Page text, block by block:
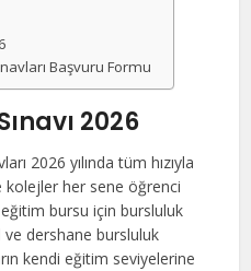
Başvuru Formu
2026
2026 yılında tüm hızıyla
kolejler her sene öğrenci
eğitim bursu için bursluluk
ve dershane bursluluk
kendi eğitim seviyelerine